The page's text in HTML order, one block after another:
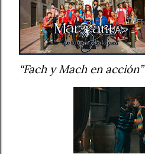
“Fach y Mach en acción”